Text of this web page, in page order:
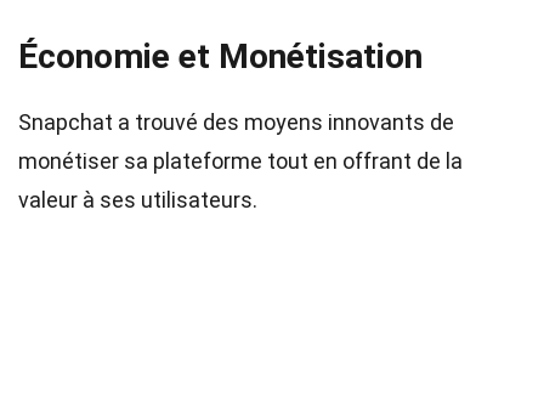
Économie et Monétisation
Snapchat a trouvé des moyens innovants de
monétiser sa plateforme tout en offrant de la
valeur à ses utilisateurs.